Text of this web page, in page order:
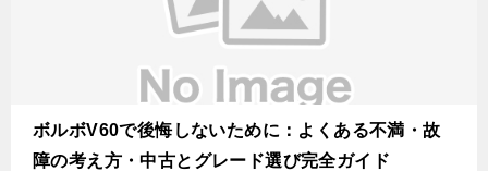
ボルボV60で後悔しないために：よくある不満・故
障の考え方・中古とグレード選び完全ガイド